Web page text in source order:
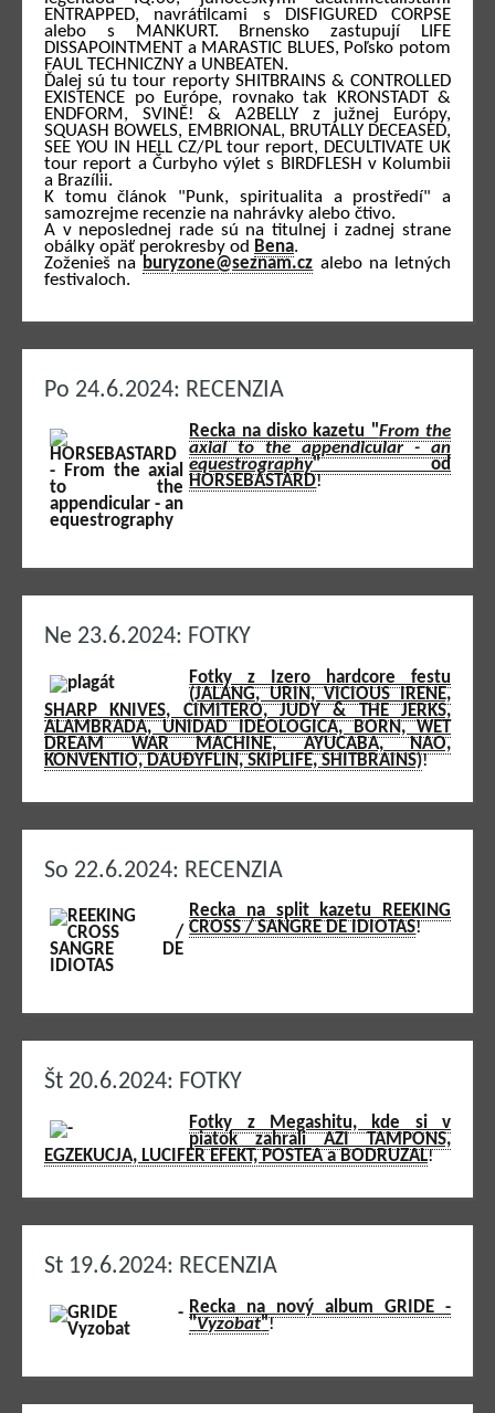
ENTRAPPED, navrátilcami s DISFIGURED CORPSE
alebo s MANKURT. Brnensko zastupují LIFE
DISSAPOINTMENT a MARASTIC BLUES, Poľsko potom
FAUL TECHNICZNY a UNBEATEN.
Ďalej sú tu tour reporty SHITBRAINS & CONTROLLED
EXISTENCE po Európe, rovnako tak KRONSTADT &
ENDFORM, SVINĚ! & A2BELLY z južnej Európy,
SQUASH BOWELS, EMBRIONAL, BRUTALLY DECEASED,
SEE YOU IN HELL CZ/PL tour report, DECULTIVATE UK
tour report a Čurbyho výlet s BIRDFLESH v Kolumbii
a Brazílii.
K tomu článok "Punk, spiritualita a prostředí" a
samozrejme recenzie na nahrávky alebo čtivo.
A v neposlednej rade sú na titulnej i zadnej strane
obálky opäť perokresby od Bena.
Zoženieš na buryzone@seznam.cz alebo na letných
festivaloch.
Po 24.6.2024: RECENZIA
Recka na disko kazetu "From the
axial to the appendicular - an
equestrography" od
HORSEBASTARD!
Ne 23.6.2024: FOTKY
Fotky z Izero hardcore festu
(JALANG, URIN, VICIOUS IRENE,
SHARP KNIVES, CIMITERO, JUDY & THE JERKS,
ALAMBRADA, UNIDAD IDEOLOGICA, BORN, WET
DREAM WAR MACHINE, AYUCABA, NAO,
KONVENTIO, DAUÐYFLIN, SKIPLIFE, SHITBRAINS)!
So 22.6.2024: RECENZIA
Recka na split kazetu REEKING
CROSS / SANGRE DE IDIOTAS!
Št 20.6.2024: FOTKY
Fotky z Megashitu, kde si v
piatok zahrali AZI TAMPONS,
EGZEKUCJA, LUCIFER EFEKT, POSTEA a BODRUZAL!
St 19.6.2024: RECENZIA
Recka na nový album GRIDE -
"Vyzobat"!